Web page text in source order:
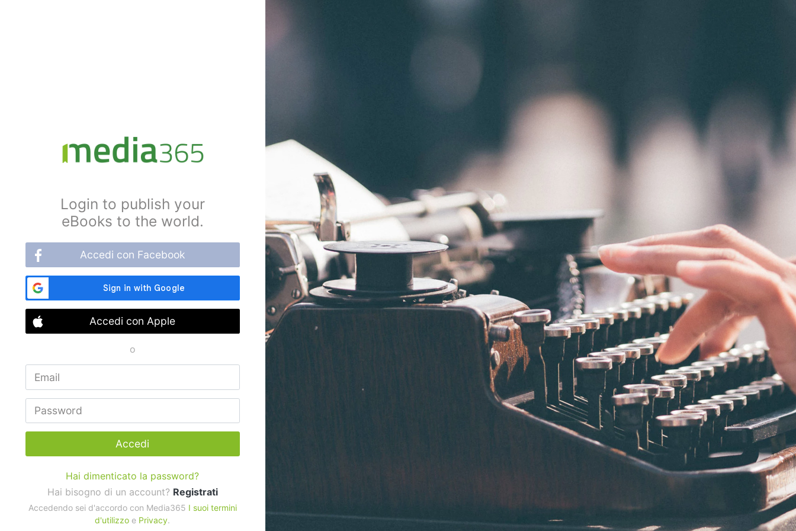
Login to publish your
eBooks to the world.
Accedi con Facebook
Accedi con Apple
o
Accedi
Hai dimenticato la password?
Hai bisogno di un account? Registrati
Accedendo sei d'accordo con Media365 I suoi termini
d'utilizzo e Privacy.